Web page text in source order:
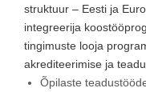
struktuur – Eesti ja
integreerija
tingimuste looja
akrediteerimise ja
Õpilaste